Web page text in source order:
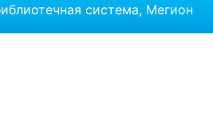
система, Мегион